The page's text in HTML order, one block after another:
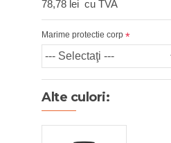
78,78 lei cu TVA
Marime protectie corp
Alte culori: